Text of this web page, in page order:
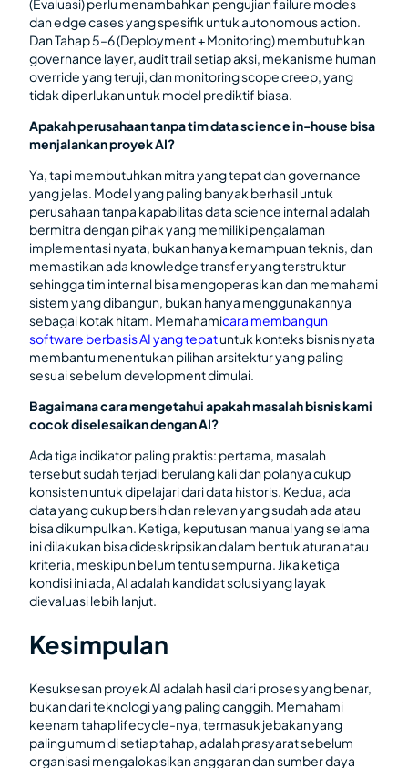
(Evaluasi) perlu menambahkan pengujian failure modes
dan edge cases yang spesifik untuk autonomous action.
Dan Tahap 5–6 (Deployment + Monitoring) membutuhkan
governance layer, audit trail setiap aksi, mekanisme human
override yang teruji, dan monitoring scope creep, yang
tidak diperlukan untuk model prediktif biasa.
Apakah perusahaan tanpa tim data science in-house bisa
menjalankan proyek AI?
Ya, tapi membutuhkan mitra yang tepat dan governance
yang jelas. Model yang paling banyak berhasil untuk
perusahaan tanpa kapabilitas data science internal adalah
bermitra dengan pihak yang memiliki pengalaman
implementasi nyata, bukan hanya kemampuan teknis, dan
memastikan ada knowledge transfer yang terstruktur
sehingga tim internal bisa mengoperasikan dan memahami
sistem yang dibangun, bukan hanya menggunakannya
sebagai kotak hitam. Memahamicara membangun
software berbasis AI yang tepatuntuk konteks bisnis nyata
membantu menentukan pilihan arsitektur yang paling
sesuai sebelum development dimulai.
Bagaimana cara mengetahui apakah masalah bisnis kami
cocok diselesaikan dengan AI?
Ada tiga indikator paling praktis: pertama, masalah
tersebut sudah terjadi berulang kali dan polanya cukup
konsisten untuk dipelajari dari data historis. Kedua, ada
data yang cukup bersih dan relevan yang sudah ada atau
bisa dikumpulkan. Ketiga, keputusan manual yang selama
ini dilakukan bisa dideskripsikan dalam bentuk aturan atau
kriteria, meskipun belum tentu sempurna. Jika ketiga
kondisi ini ada, AI adalah kandidat solusi yang layak
dievaluasi lebih lanjut.
Kesimpulan
Kesuksesan proyek AI adalah hasil dari proses yang benar,
bukan dari teknologi yang paling canggih. Memahami
keenam tahap lifecycle-nya, termasuk jebakan yang
paling umum di setiap tahap, adalah prasyarat sebelum
organisasi mengalokasikan anggaran dan sumber daya